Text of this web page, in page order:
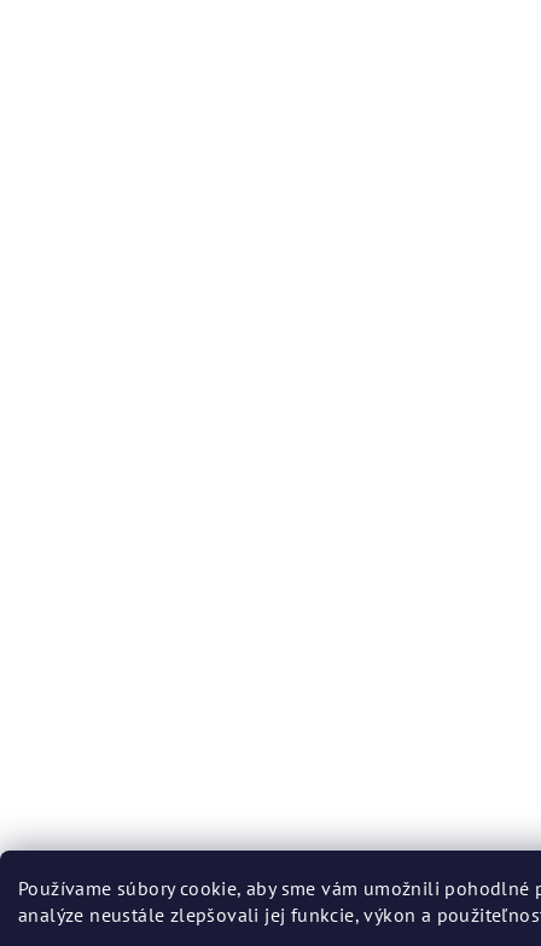
Používame súbory cookie, aby sme vám umožnili
analýze neustále zlepšovali jej funkcie, výkon a